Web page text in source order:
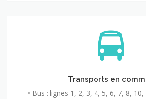
Transports en
• Bus : lignes 1, 2, 3, 4, 5, 6, 7, 8,